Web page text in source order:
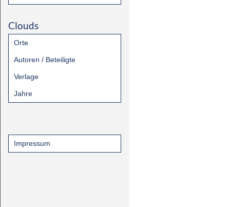
Clouds
Orte
Autoren / Beteiligte
Verlage
Jahre
Impressum